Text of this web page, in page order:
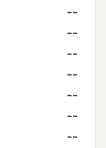
--
--
--
--
--
--
--